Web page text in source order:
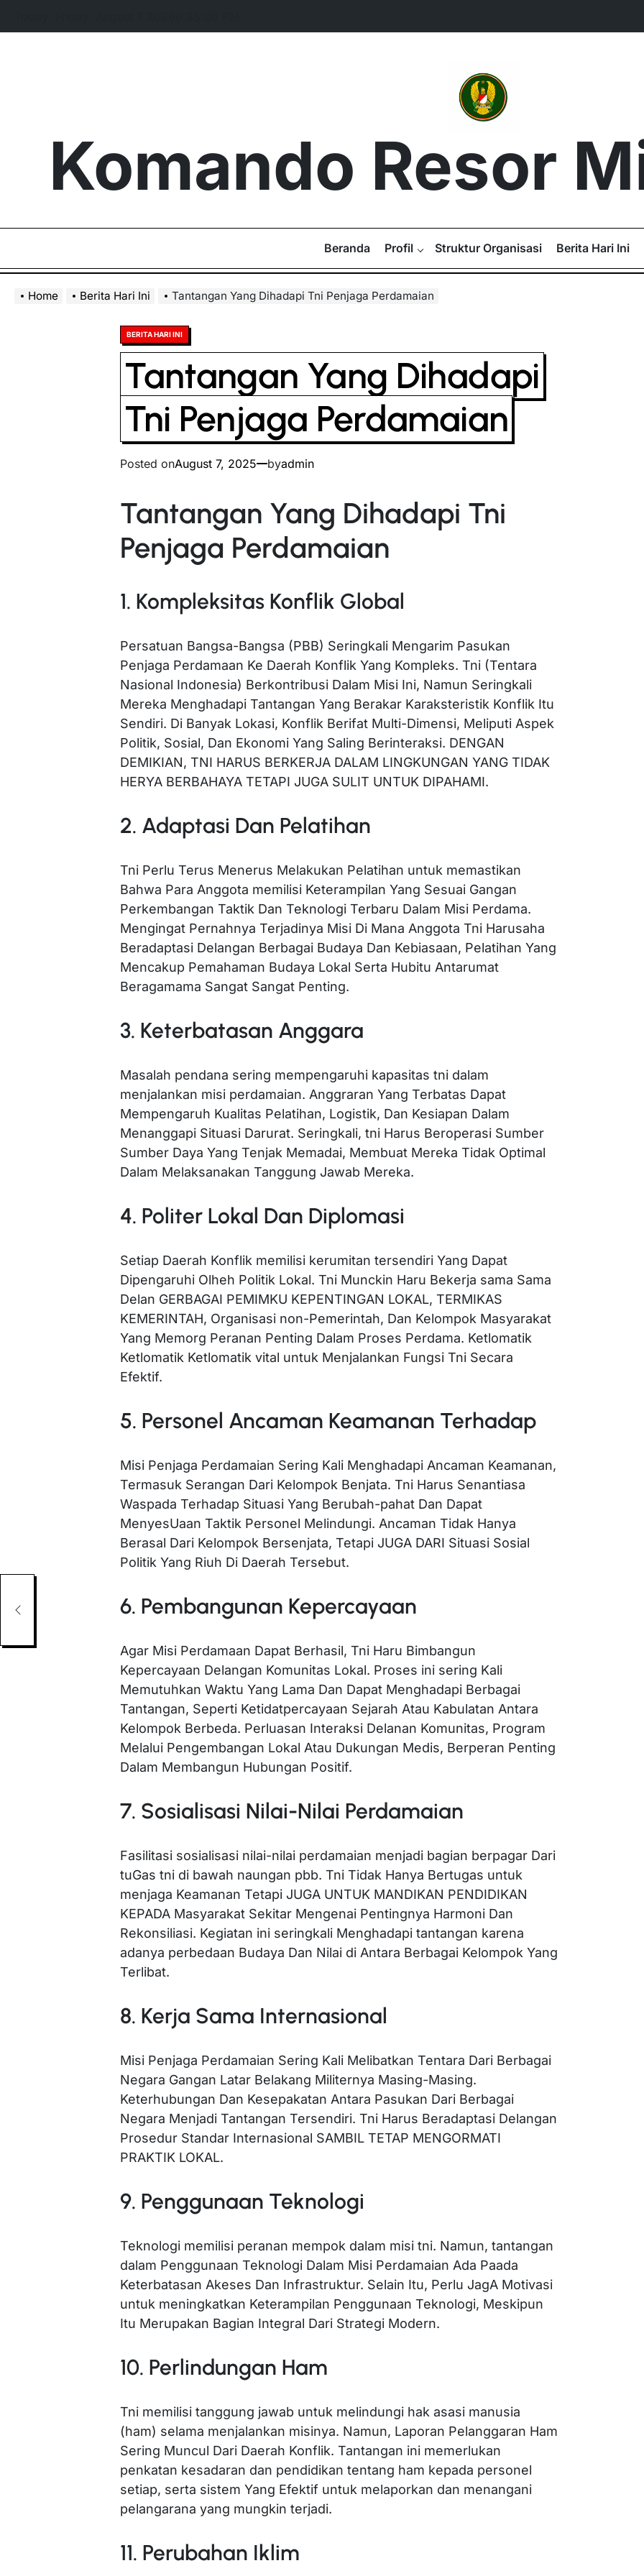
Komando Resor
Beranda Profil Struktur Organisasi Berita Hari Ini
Home Berita Hari Ini Tantangan Yang Dihadapi Tni Penjaga Perdamaian
Posted
in
BERITA HARI INI
Tantangan Yang Dihadapi
Tni Penjaga Perdamaian
Posted onAugust 7, 2025 byadmin
Tantangan Yang Dihadapi Tni
Penjaga Perdamaian
1. Kompleksitas Konflik Global
Persatuan Bangsa-Bangsa (PBB) Seringkali Mengarim Pasukan
Penjaga Perdamaan Ke Daerah Konflik Yang Kompleks. Tni (Tentara
Nasional Indonesia) Berkontribusi Dalam Misi Ini, Namun Seringkali
Mereka Menghadapi Tantangan Yang Berakar Karaksteristik Konflik Itu
Sendiri. Di Banyak Lokasi, Konflik Berifat Multi-Dimensi, Meliputi Aspek
Politik, Sosial, Dan Ekonomi Yang Saling Berinteraksi. DENGAN
DEMIKIAN, TNI HARUS BERKERJA DALAM LINGKUNGAN YANG TIDAK
HERYA BERBAHAYA TETAPI JUGA SULIT UNTUK DIPAHAMI.
2. Adaptasi Dan Pelatihan
Tni Perlu Terus Menerus Melakukan Pelatihan untuk memastikan
Bahwa Para Anggota memilisi Keterampilan Yang Sesuai Gangan
Perkembangan Taktik Dan Teknologi Terbaru Dalam Misi Perdama.
Mengingat Pernahnya Terjadinya Misi Di Mana Anggota Tni Harusaha
Beradaptasi Delangan Berbagai Budaya Dan Kebiasaan, Pelatihan Yang
Mencakup Pemahaman Budaya Lokal Serta Hubitu Antarumat
Beragamama Sangat Sangat Penting.
3. Keterbatasan Anggara
Masalah pendana sering mempengaruhi kapasitas tni dalam
menjalankan misi perdamaian. Anggraran Yang Terbatas Dapat
Mempengaruh Kualitas Pelatihan, Logistik, Dan Kesiapan Dalam
Menanggapi Situasi Darurat. Seringkali, tni Harus Beroperasi Sumber
Sumber Daya Yang Tenjak Memadai, Membuat Mereka Tidak Optimal
Dalam Melaksanakan Tanggung Jawab Mereka.
4. Politer Lokal Dan Diplomasi
Setiap Daerah Konflik memilisi kerumitan tersendiri Yang Dapat
Dipengaruhi Olheh Politik Lokal. Tni Munckin Haru Bekerja sama Sama
Delan GERBAGAI PEMIMKU KEPENTINGAN LOKAL, TERMIKAS
KEMERINTAH, Organisasi non-Pemerintah, Dan Kelompok Masyarakat
Yang Memorg Peranan Penting Dalam Proses Perdama. Ketlomatik
Ketlomatik Ketlomatik vital untuk Menjalankan Fungsi Tni Secara
Efektif.
5. Personel Ancaman Keamanan Terhadap
Misi Penjaga Perdamaian Sering Kali Menghadapi Ancaman Keamanan,
Termasuk Serangan Dari Kelompok Benjata. Tni Harus Senantiasa
Waspada Terhadap Situasi Yang Berubah-pahat Dan Dapat
MenyesUaan Taktik Personel Melindungi. Ancaman Tidak Hanya
Berasal Dari Kelompok Bersenjata, Tetapi JUGA DARI Situasi Sosial
Politik Yang Riuh Di Daerah Tersebut.
6. Pembangunan Kepercayaan
Agar Misi Perdamaan Dapat Berhasil, Tni Haru Bimbangun
Kepercayaan Delangan Komunitas Lokal. Proses ini sering Kali
Memutuhkan Waktu Yang Lama Dan Dapat Menghadapi Berbagai
Tantangan, Seperti Ketidatpercayaan Sejarah Atau Kabulatan Antara
Kelompok Berbeda. Perluasan Interaksi Delanan Komunitas, Program
Melalui Pengembangan Lokal Atau Dukungan Medis, Berperan Penting
Dalam Membangun Hubungan Positif.
7. Sosialisasi Nilai-Nilai Perdamaian
Fasilitasi sosialisasi nilai-nilai perdamaian menjadi bagian berpagar Dari
tuGas tni di bawah naungan pbb. Tni Tidak Hanya Bertugas untuk
menjaga Keamanan Tetapi JUGA UNTUK MANDIKAN PENDIDIKAN
KEPADA Masyarakat Sekitar Mengenai Pentingnya Harmoni Dan
Rekonsiliasi. Kegiatan ini seringkali Menghadapi tantangan karena
adanya perbedaan Budaya Dan Nilai di Antara Berbagai Kelompok Yang
Terlibat.
8. Kerja Sama Internasional
Misi Penjaga Perdamaian Sering Kali Melibatkan Tentara Dari Berbagai
Negara Gangan Latar Belakang Militernya Masing-Masing.
Keterhubungan Dan Kesepakatan Antara Pasukan Dari Berbagai
Negara Menjadi Tantangan Tersendiri. Tni Harus Beradaptasi Delangan
Prosedur Standar Internasional SAMBIL TETAP MENGORMATI
PRAKTIK LOKAL.
9. Penggunaan Teknologi
Teknologi memilisi peranan mempok dalam misi tni. Namun, tantangan
dalam Penggunaan Teknologi Dalam Misi Perdamaian Ada Paada
Keterbatasan Akeses Dan Infrastruktur. Selain Itu, Perlu JagA Motivasi
untuk meningkatkan Keterampilan Penggunaan Teknologi, Meskipun
Itu Merupakan Bagian Integral Dari Strategi Modern.
10. Perlindungan Ham
Tni memilisi tanggung jawab untuk melindungi hak asasi manusia
(ham) selama menjalankan misinya. Namun, Laporan Pelanggaran Ham
Sering Muncul Dari Daerah Konflik. Tantangan ini memerlukan
penkatan kesadaran dan pendidikan tentang ham kepada personel
setiap, serta sistem Yang Efektif untuk melaporkan dan menangani
pelangarana yang mungkin terjadi.
11. Perubahan Iklim